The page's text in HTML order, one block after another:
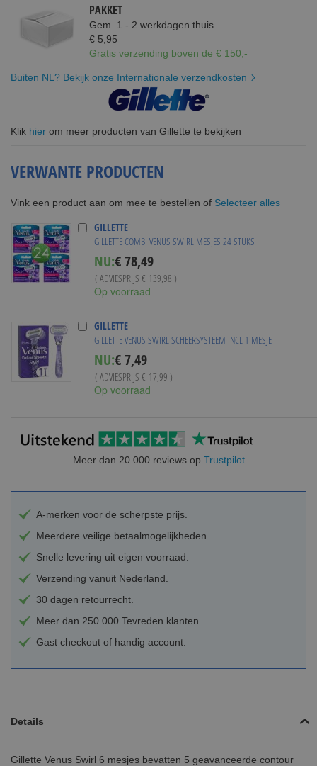
PAKKET
Gem. 1 - 2 werkdagen thuis
€ 5,95
Gratis verzending boven de € 150,-
Buiten NL? Bekijk onze Internationale verzendkosten
Klik hier om meer producten van Gillette te bekijken
VERWANTE PRODUCTEN
Vink een product aan om mee te bestellen of Selecteer alles
GILLETTE
GILLETTE COMBI VENUS SWIRL MESJES 24 STUKS
NU:Special
Price
€ 78,49
( ADVIESPRIJS € 139,98 )
Op voorraad
GILLETTE
GILLETTE VENUS SWIRL SCHEERSYSTEEM INCL 1 MESJE
NU:Special
Price
€ 7,49
( ADVIESPRIJS € 17,99 )
Op voorraad
Meer dan 20.000 reviews op Trustpilot
A-merken voor de scherpste prijs.
Meerdere veilige betaalmogelijkheden.
Snelle levering uit eigen voorraad.
Verzending vanuit Nederland.
30 dagen retourrecht.
Meer dan 250.000 Tevreden klanten.
Gast checkout of handig account.
Details
Gillette Venus Swirl 6 mesjes bevatten 5 geavanceerde contour